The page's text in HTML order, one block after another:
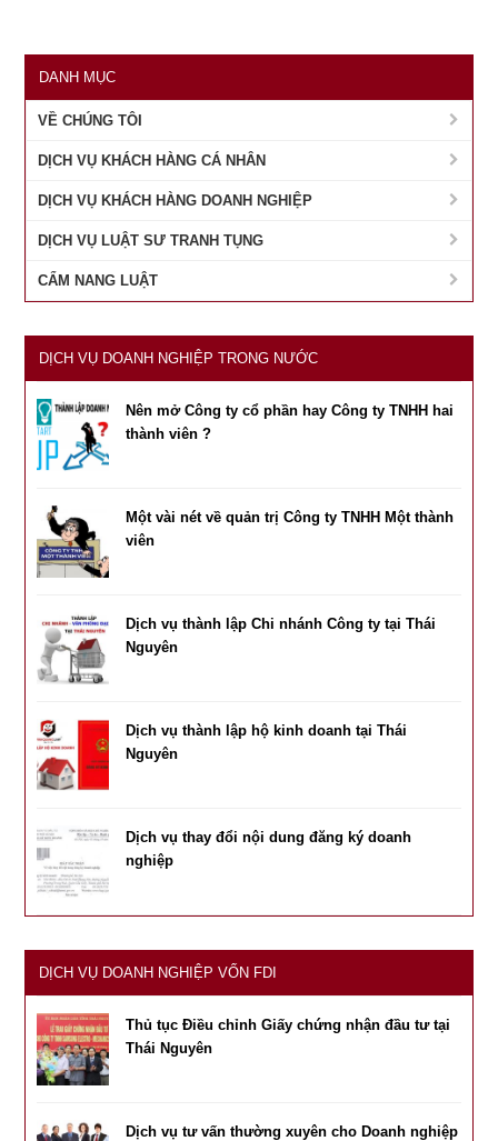
DANH MỤC
VỀ CHÚNG TÔI
DỊCH VỤ KHÁCH HÀNG CÁ NHÂN
DỊCH VỤ KHÁCH HÀNG DOANH NGHIỆP
DỊCH VỤ LUẬT SƯ TRANH TỤNG
CẨM NANG LUẬT
DỊCH VỤ DOANH NGHIỆP TRONG NƯỚC
Nên mở Công ty cổ phần hay Công ty TNHH hai
thành viên ?
Một vài nét về quản trị Công ty TNHH Một thành
viên
Dịch vụ thành lập Chi nhánh Công ty tại Thái
Nguyên
Dịch vụ thành lập hộ kinh doanh tại Thái
Nguyên
Dịch vụ thay đổi nội dung đăng ký doanh
nghiệp
DỊCH VỤ DOANH NGHIỆP VỐN FDI
Thủ tục Điều chỉnh Giấy chứng nhận đầu tư tại
Thái Nguyên
Dịch vụ tư vấn thường xuyên cho Doanh nghiệp